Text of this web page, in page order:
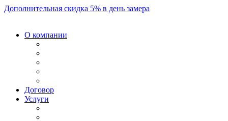
Дополнительная скидка 5% в день замера
О компании
Договор
Услуги